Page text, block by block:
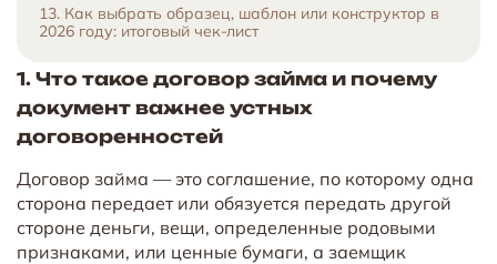
1. Что такое договор займа и почему
документ важнее устных
договоренностей
Договор займа — это соглашение, по которому одна
сторона передает или обязуется передать другой
стороне деньги, вещи, определенные родовыми
признаками, или ценные бумаги, а заемщик
13. Как выбрать образец, шаблон или конструктор в
2026 году: итоговый чек-лист